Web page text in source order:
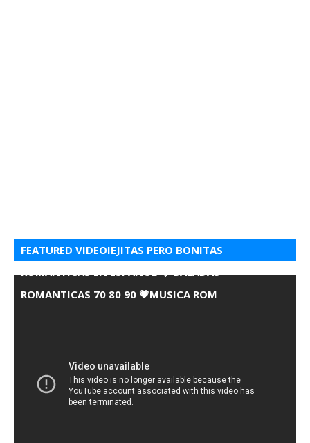
FEATURED VIDEOIEJITAS PERO BONITAS
ROMANTICAS EN ESPANOL 💘 BALADAS
ROMANTICAS 70 80 90 💗MUSICA ROM